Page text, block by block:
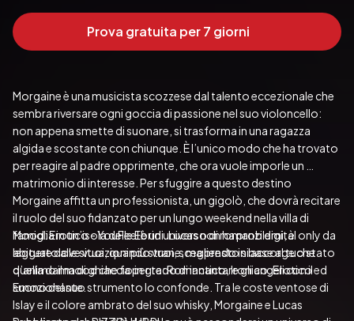
Prova gratuita per 7 giorni
Morgaine è una musicista scozzese dal talento eccezionale che
sembra riversare ogni goccia di passione nel suo violoncello:
non appena smette di suonare, si trasforma in una ragazza
algida e scostante con chiunque. È l’unico modo che ha trovato
per reagire al padre opprimente, che ora vuole imporle un
matrimonio di interesse. Per sfuggire a questo destino
Morgaine affitta un professionista, un gigolò, che dovrà recitare
il ruolo del suo fidanzato per un lungo weekend nella villa di
famiglia in un’isola delle Ebridi. Lucas non ha problemi, è
abituato alle situazioni più strane, ma presto si accorge che
quella dama di ghiaccio in grado di incantare gli angeli con il
suono del suo strumento lo confonde. Tra le coste ventose di
Islay e il colore ambrato del suo whisky, Morgaine e Lucas
Mood: Erotico - YouFeel è un universo di romanzi digital only da
leggere dove vuoi, quando vuoi, scegliendo in base al tuo stato
d’animo il mood che fa per te: Romantico, Ironico, Erotico ed
Emozionante.